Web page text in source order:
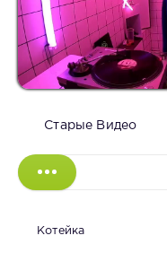
Старые Видео
Котейка